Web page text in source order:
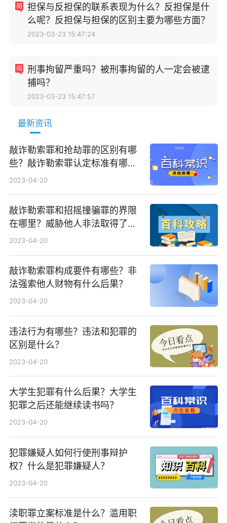
担保与反担保的联系表现为什么？反担保是什
么呢？反担保与担保的区别主要为哪些方面？
2023-03-23 15:47:24
刑事拘留严重吗？被刑事拘留的人一定会被逮
捕吗？
2023-03-23 15:47:57
最新资讯
敲诈勒索罪和抢劫罪的区别有哪
些？敲诈勒索罪认定标准有哪
些？
2023-04-20
敲诈勒索罪和招摇撞骗罪的界限
在哪里？威胁他人非法取得了他
人的财物属于犯罪吗？
2023-04-20
敲诈勒索罪构成要件有哪些？非
法强索他人财物有什么后果？
2023-04-20
违法行为有哪些？违法和犯罪的
区别是什么？
2023-04-20
大学生犯罪有什么后果？大学生
犯罪之后还能继续读书吗？
2023-04-20
犯罪嫌疑人如何行使刑事辩护
权？什么是犯罪嫌疑人？
2023-04-20
渎职罪立案标准是什么？滥用职